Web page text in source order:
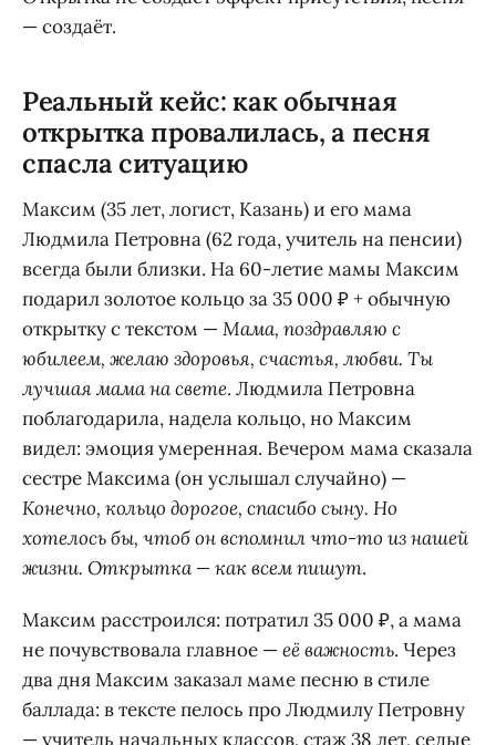
— создаёт.
Реальный кейс: как обычная
открытка провалилась, а песня
спасла ситуацию
Максим (35 лет, логист, Казань) и его мама
Людмила Петровна (62 года, учитель на пенсии)
всегда были близки. На 60-летие мамы Максим
подарил золотое кольцо за 35 000 ₽ + обычную
открытку с текстом —Мама, поздравляю с
юбилеем, желаю здоровья, счастья, любви. Ты
лучшая мама на свете. Людмила Петровна
поблагодарила, надела кольцо, но Максим
видел: эмоция умеренная. Вечером мама сказала
сестре Максима (он услышал случайно) —
Конечно, кольцо дорогое, спасибо сыну. Но
хотелось бы, чтоб он вспомнил что-то из нашей
жизни. Открытка — как всем пишут.
Максим расстроился: потратил 35 000 ₽, а мама
не почувствовала главное —её важность. Через
два дня Максим заказал маме песню в стиле
баллада: в тексте пелось про Людмилу Петровну
— учитель начальных классов, стаж 38 лет, седые